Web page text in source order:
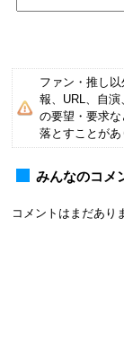
ファン・推し
報、URL、自
の要望・要求
落とすことがあ
みんなのコメ
コメントはまだあり